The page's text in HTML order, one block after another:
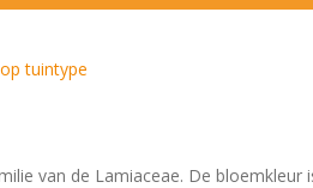
tuintype
van de Lamiaceae. De bloemkleur